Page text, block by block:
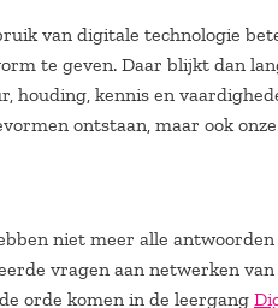
van digitale technologie
te geven. Daar blijkt dan
houding, kennis en
ontstaan, maar ook
niet meer alle
vragen aan netwerken
orde komen in de leergang